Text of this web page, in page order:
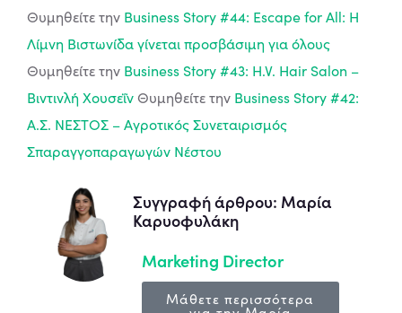
Θυμηθείτε την Business Story #44: Escape for All: Η
Λίμνη Βιστωνίδα γίνεται προσβάσιμη για όλους
Θυμηθείτε την Business Story #43: H.V. Hair Salon –
Βιντινλή ΧουσεΐνΘυμηθείτε την Business Story #42:
Α.Σ. ΝΕΣΤΟΣ – Αγροτικός Συνεταιρισμός
Σπαραγγοπαραγωγών Νέστου
Συγγραφή άρθρου: Μαρία
Καρυοφυλάκη
Marketing Director
Μάθετε περισσότερα